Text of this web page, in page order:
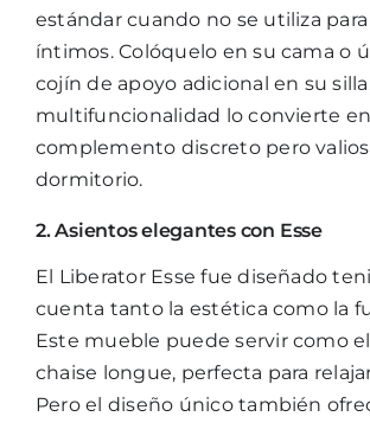
estándar cuando no se utiliza
íntimos. Colóquelo en su cama o
cojín de apoyo adicional en su
multifuncionalidad lo convierte
complemento discreto pero
dormitorio.
2. Asientos elegantes con Esse
El Liberator Essefue diseñado
cuenta tanto la estética como la
Este mueble puede servir como
chaise longue, perfecta para
Pero el diseño único también